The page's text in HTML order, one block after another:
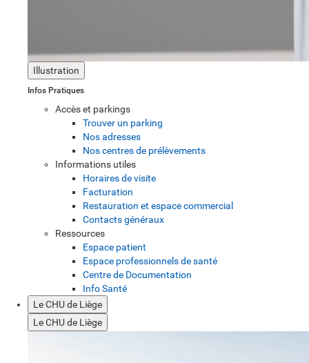
Illustration
Infos Pratiques
Accès et parkings
Trouver un parking
Nos adresses
Nos centres de prélèvements
Informations utiles
Horaires de visite
Facturation
Restauration et espace commercial
Contacts généraux
Ressources
Espace patient
Espace professionnels de santé
Centre de Documentation
Info Santé
Le CHU de Liège
Le CHU de Liège